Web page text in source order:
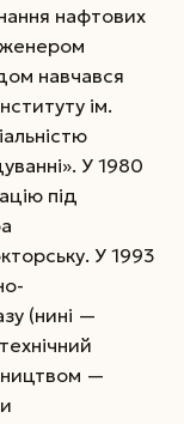
нафтових
навчався
ім.
У 1980
під
У 1993
(нині —
—